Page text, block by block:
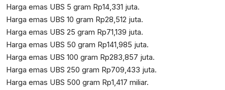
Harga emas UBS 5 gram Rp14,331 juta.
Harga emas UBS 10 gram Rp28,512 juta.
Harga emas UBS 25 gram Rp71,139 juta.
Harga emas UBS 50 gram Rp141,985 juta.
Harga emas UBS 100 gram Rp283,857 juta.
Harga emas UBS 250 gram Rp709,433 juta.
Harga emas UBS 500 gram Rp1,417 miliar.